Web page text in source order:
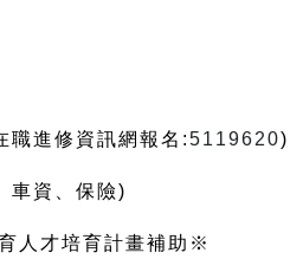
職進修資訊網報名:5119620)
車資、保險)
人才培育計畫補助※